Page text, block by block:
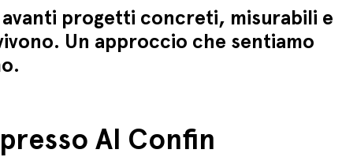
progetti concreti, misurabili e
Un approccio che sentiamo
Al Confin